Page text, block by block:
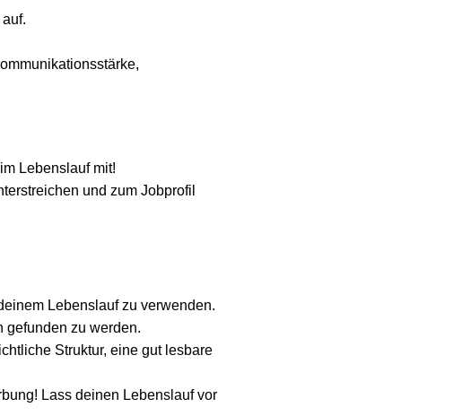
Lebenslauf mit!
und zum Jobprofil
Lebenslauf zu verwenden.
gefunden zu werden.
Struktur, eine gut lesbare
Lass deinen Lebenslauf vor